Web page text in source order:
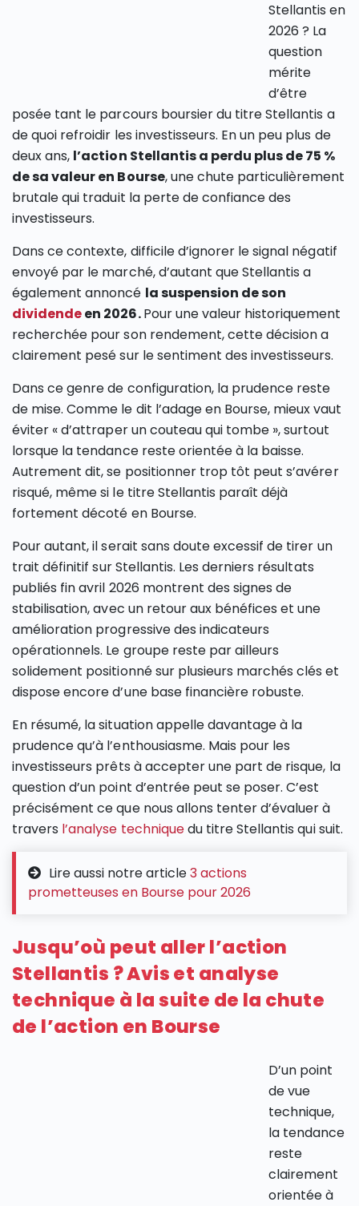
Stellantis en
2026 ? La
question
mérite
d’être
posée tant le parcours boursier du titre Stellantis a
de quoi refroidir les investisseurs. En un peu plus de
deux ans, l’action Stellantis a perdu plus de 75 %
de sa valeur en Bourse, une chute particulièrement
brutale qui traduit la perte de confiance des
investisseurs.
Dans ce contexte, difficile d’ignorer le signal négatif
envoyé par le marché, d’autant que Stellantis a
également annoncé la suspension de son
dividendeen 2026.Pour une valeur historiquement
recherchée pour son rendement, cette décision a
clairement pesé sur le sentiment des investisseurs.
Dans ce genre de configuration, la prudence reste
de mise. Comme le dit l’adage en Bourse, mieux vaut
éviter « d’attraper un couteau qui tombe », surtout
lorsque la tendance reste orientée à la baisse.
Autrement dit, se positionner trop tôt peut s’avérer
risqué, même si le titre Stellantis paraît déjà
fortement décoté en Bourse.
Pour autant, il serait sans doute excessif de tirer un
trait définitif sur Stellantis. Les derniers résultats
publiés fin avril 2026 montrent des signes de
stabilisation, avec un retour aux bénéfices et une
amélioration progressive des indicateurs
opérationnels. Le groupe reste par ailleurs
solidement positionné sur plusieurs marchés clés et
dispose encore d’une base financière robuste.
En résumé, la situation appelle davantage à la
prudence qu’à l’enthousiasme. Mais pour les
investisseurs prêts à accepter une part de risque, la
question d’un point d’entrée peut se poser. C’est
précisément ce que nous allons tenter d’évaluer à
travers l’analyse techniquedu titre Stellantis qui suit.
Lire aussi notre article3 actions
prometteuses en Bourse pour 2026
Jusqu’où peut aller l’action
Stellantis ? Avis et analyse
technique à la suite de la chute
de l’action en Bourse
D’un point
de vue
technique,
la tendance
reste
clairement
orientée à